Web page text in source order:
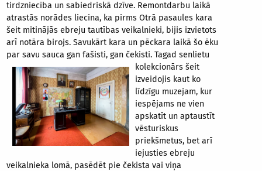
tirdzniecība un sabiedriskā dzīve. Remontdarbu laikā
atrastās norādes liecina, ka pirms Otrā pasaules kara
šeit mitinājās ebreju tautības veikalnieki, bijis izvietots
arî notāra birojs. Savukārt kara un pēckara laikā šo ēku
par savu sauca gan fašisti, gan čekisti. Tagad senlietu
kolekcionārs šeit
izveidojis kaut ko
līdzīgu muzejam, kur
iespējams ne vien
apskatīt un aptaustīt
vēsturiskus
priekšmetus, bet arī
iejusties ebreju
veikalnieka lomā, pasēdēt pie čekista vai viņa